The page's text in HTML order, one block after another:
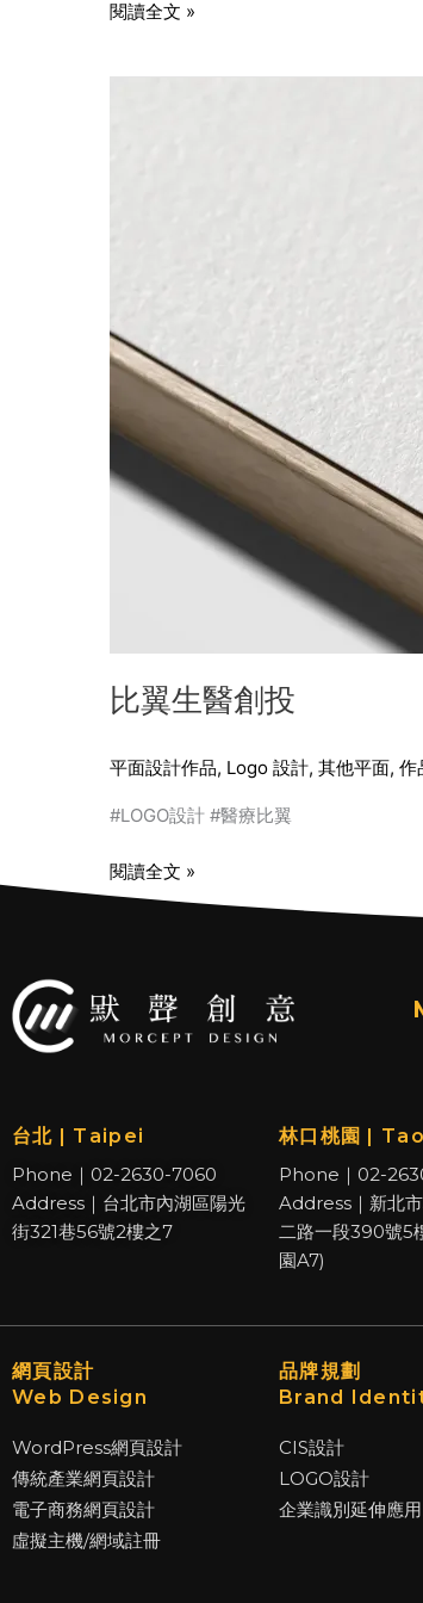
閱讀全文 »
比翼生醫創投
平面設計作品, Logo 設計, 其他平面, 作
#LOGO設計 #醫療比翼
閱讀全文 »
台北 | Taipei
Phone｜02-2630-7060
Address｜台北市內湖區陽光
街321巷56號2樓之7
林口桃園 |
Phone｜02-
Address｜新北
二路一段390號5
園A7)
網頁設計
Web Design
WordPress網頁設計
傳統產業網頁設計
電子商務網頁設計
虛擬主機/網域註冊
品牌規劃
Brand
CIS設計
LOGO設計
企業識別延伸應用